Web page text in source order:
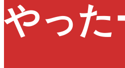
やった